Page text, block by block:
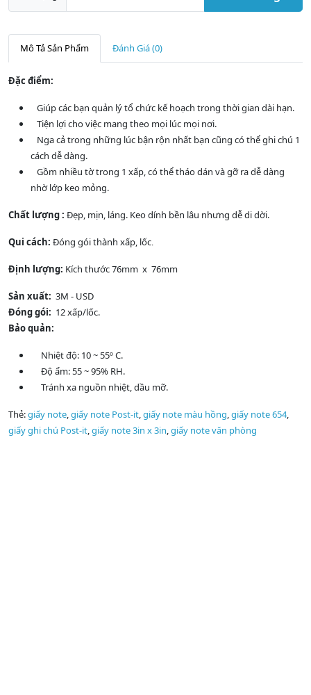
Mô Tả Sản Phẩm Đánh Giá (0)
Đặc điểm:
Giúp các bạn quản lý tổ chức kế hoạch trong thời gian dài hạn.
Tiện lợi cho việc mang theo mọi lúc mọi nơi.
Nga cả trong những lúc bận rộn nhất bạn cũng có thể ghi chú 1
cách dễ dàng.
Gồm nhiều tờ trong 1 xấp, có thể tháo dán và gỡ ra dễ dàng
nhờ lớp keo mỏng.
Chất lượng : Đẹp, mịn, láng. Keo dính bền lâu nhưng dễ di dời.
Qui cách: Đóng gói thành xấp, lốc.
Định lượng: Kích thước 76mm x 76mm
Sản xuất: 3M - USD
Đóng gói: 12 xấp/lốc.
Bảo quản:
Nhiệt độ: 10 ~ 55º C.
Độ ẩm: 55 ~ 95% RH.
Tránh xa nguồn nhiệt, dầu mỡ.
Thẻ:giấy note,giấy note Post-it,giấy note màu hồng,giấy note 654,
giấy ghi chú Post-it,giấy note 3in x 3in,giấy note văn phòng